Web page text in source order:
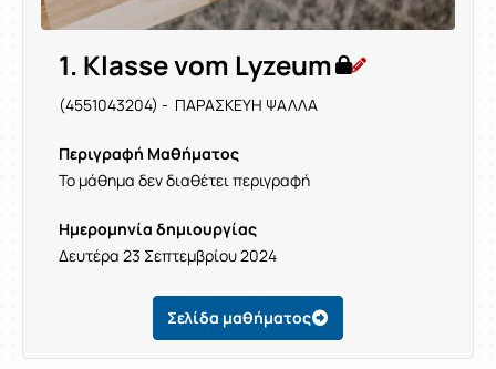
1. Klasse vom Lyzeum
(4551043204) - ΠΑΡΑΣΚΕΥΗ ΨΑΛΛΑ
Περιγραφή Μαθήματος
Το μάθημα δεν διαθέτει περιγραφή
Ημερομηνία δημιουργίας
Δευτέρα 23 Σεπτεμβρίου 2024
Σελίδα μαθήματος